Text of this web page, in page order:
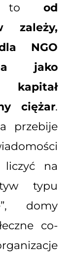
to od
zależy,
NGO
jako
ciężar.
przebije
liczyć na
typu
domy
co-